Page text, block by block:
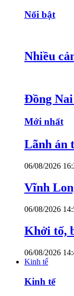
Nổi bật
Nhiều
Đồng
Mới nhất
Lãnh án
06/08/2026
Vĩnh
06/08/2026
Khởi tố,
06/08/2026
Kinh tế
Kinh tế